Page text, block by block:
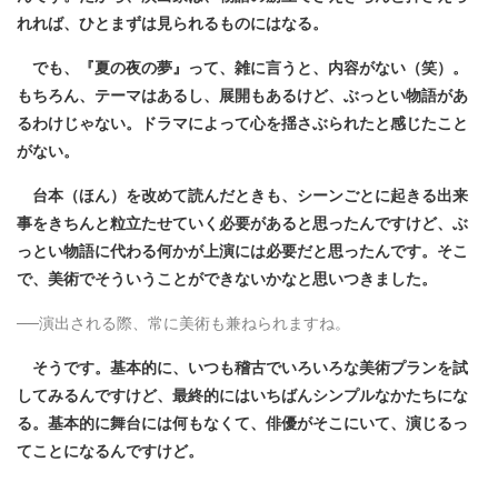
れれば、ひとまずは見られるものにはなる。
でも、『夏の夜の夢』って、雑に言うと、内容がない（笑）。
もちろん、テーマはあるし、展開もあるけど、ぶっとい物語があ
るわけじゃない。ドラマによって心を揺さぶられたと感じたこと
がない。
台本（ほん）を改めて読んだときも、シーンごとに起きる出来
事をきちんと粒立たせていく必要があると思ったんですけど、ぶ
っとい物語に代わる何かが上演には必要だと思ったんです。そこ
で、美術でそういうことができないかなと思いつきました。
──演出される際、常に美術も兼ねられますね。
そうです。基本的に、いつも稽古でいろいろな美術プランを試
してみるんですけど、最終的にはいちばんシンプルなかたちにな
る。基本的に舞台には何もなくて、俳優がそこにいて、演じるっ
てことになるんですけど。